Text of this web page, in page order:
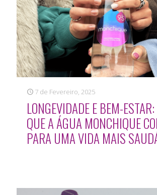
7 de Fevereiro, 2025
LONGEVIDADE E BEM-
QUE A ÁGUA MONCHIQUE
PARA UMA VIDA MAIS